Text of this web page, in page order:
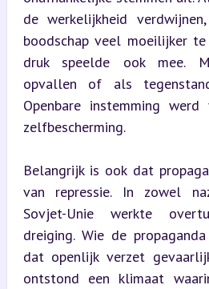
de werkelijkheid
boodschap veel moeilijker
druk speelde ook mee.
opvallen of als
Openbare instemming
zelfbescherming.
Belangrijk is ook dat
van repressie. In zowel
Sovjet-Unie werkte
dreiging. Wie de
dat openlijk verzet
ontstond een klimaat